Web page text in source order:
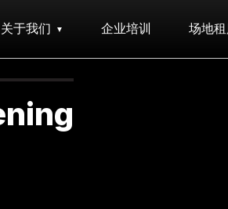
关于我们 企业培训 场地